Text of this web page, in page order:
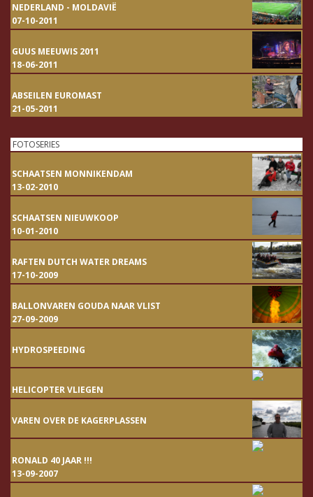
NEDERLAND - MOLDAVIË
07-10-2011
GUUS MEEUWIS 2011
18-06-2011
ABSEILEN EUROMAST
21-05-2011
FOTOSERIES
SCHAATSEN MONNIKENDAM
13-02-2010
SCHAATSEN NIEUWKOOP
10-01-2010
RAFTEN DUTCH WATER DREAMS
17-10-2009
BALLONVAREN GOUDA NAAR VLIST
27-09-2009
HYDROSPEEDING
HELICOPTER VLIEGEN
VAREN OVER DE KAGERPLASSEN
RONALD 40 JAAR !!!
13-09-2007